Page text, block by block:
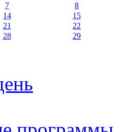
7
8
14
15
21
22
28 29